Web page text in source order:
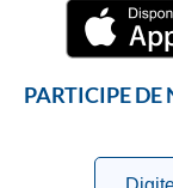
PARTICIPE DE